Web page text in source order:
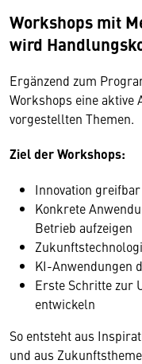
Workshops mit
wird
Ergänzend zum
Workshops eine aktive
vorgestellten Themen.
Ziel der Workshops:
Innovation
Konkrete
Betrieb aufzeigen
KI-Anwendungen
Erste Schritte zur
entwickeln
So entsteht aus
und aus